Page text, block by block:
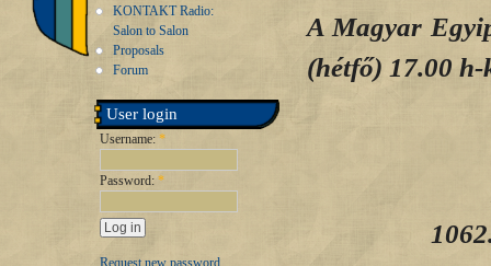
KONTAKT Radio:
Salon to Salon
Proposals
Forum
User login
Username: *
Password: *
A Magyar
(hétfő) 17.00